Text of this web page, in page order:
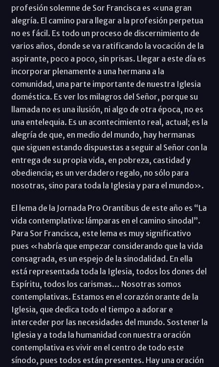
profesión solemne de Sor Francisca es «una gran
alegría. El camino para llegar a la profesión perpetua
no es fácil. Es todo un proceso de discernimiento de
varios años, donde se va ratificando la vocación de la
aspirante, poco a poco, sin prisas. Llegar a este día es
incorporar plenamente a una hermana a la
comunidad, una parte importante de nuestra Iglesia
doméstica. Es ver los milagros del Señor, porque su
llamada no es una ilusión, ni algo de otra época, no es
una entelequia. Es un acontecimiento real, actual; es la
alegría de que, en medio del mundo, hay hermanas
que siguen estando dispuestas a seguir al Señor con la
entrega de su propia vida, en pobreza, castidad y
obediencia; es un verdadero regalo, no sólo para
nosotras, sino para toda la Iglesia y para el mundo».
El lema de la Jornada Pro Orantibus de este año es “La
vida contemplativa: lámparas en el camino sinodal”.
Para Sor Francisca, este lema es muy significativo
pues «habría que empezar considerando que la vida
consagrada, es un espejo de la sinodalidad. En ella
está representada toda la Iglesia, todos los dones del
Espíritu, todos los carismas… Nosotras somos
contemplativas. Estamos en el corazón orante de la
Iglesia, que dedica todo el tiempo a adorar e
interceder por las necesidades del mundo. Sostener la
Iglesia y a toda la humanidad con nuestra oración
contemplativa es vivir en el centro de todo este
sínodo, pues todos están presentes. Hay una oración